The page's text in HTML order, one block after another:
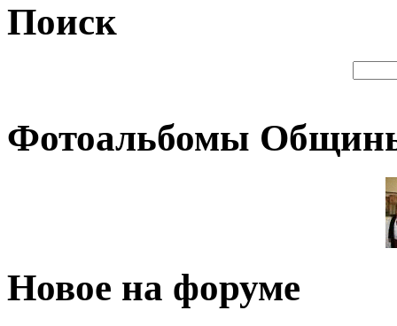
Поиск
Фотоальбомы
Новое на форуме